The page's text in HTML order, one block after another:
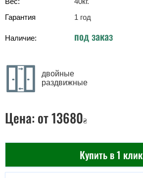
Гарантия
1 год
Наличие: под заказ
двойные
раздвижные
Цена: от 13680₴
Купить в 1 клик